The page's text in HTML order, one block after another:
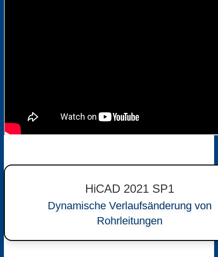
HiCAD 2021 SP1
Dynamische Verlaufsänderung von
Rohrleitungen